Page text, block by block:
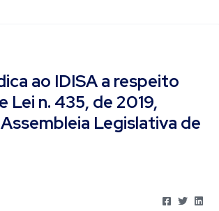
ao IDISA a respeito
Lei n. 435, de 2019,
Legislativa de